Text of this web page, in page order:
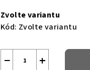
cena:
Zvolte variantu
Kód: Zvolte variantu
+
−